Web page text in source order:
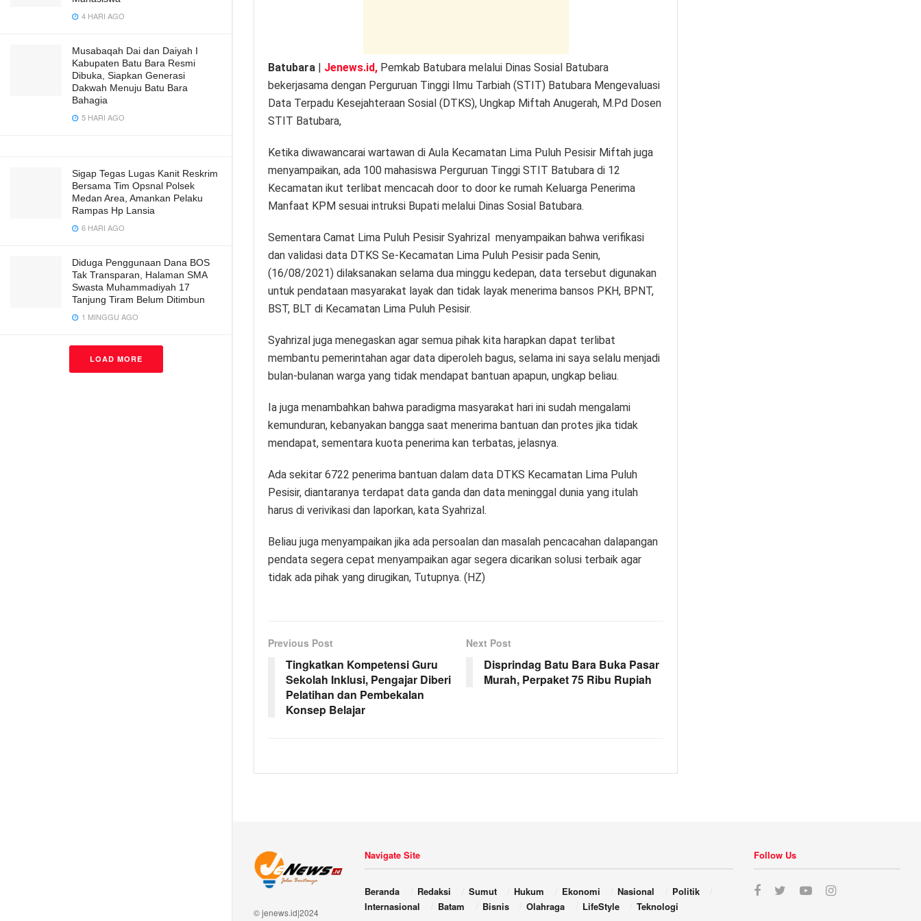
4 HARI AGO
Musabaqah Dai dan Daiyah I
Kabupaten Batu Bara Resmi
Dibuka, Siapkan Generasi
Dakwah Menuju Batu Bara
Bahagia
5 HARI AGO
Sigap Tegas Lugas Kanit Reskrim
Bersama Tim Opsnal Polsek
Medan Area, Amankan Pelaku
Rampas Hp Lansia
6 HARI AGO
Diduga Penggunaan Dana BOS
Tak Transparan, Halaman SMA
Swasta Muhammadiyah 17
Tanjung Tiram Belum Ditimbun
1 MINGGU AGO
LOAD MORE
Batubara | Jenews.id, Pemkab Batubara melalui Dinas Sosial Batubara
bekerjasama dengan Perguruan Tinggi Ilmu Tarbiah (STIT) Batubara Mengevaluasi
Data Terpadu Kesejahteraan Sosial (DTKS), Ungkap Miftah Anugerah, M.Pd Dosen
STIT Batubara,
Ketika diwawancarai wartawan di Aula Kecamatan Lima Puluh Pesisir Miftah juga
menyampaikan, ada 100 mahasiswa Perguruan Tinggi STIT Batubara di 12
Kecamatan ikut terlibat mencacah door to door ke rumah Keluarga Penerima
Manfaat KPM sesuai intruksi Bupati melalui Dinas Sosial Batubara.
Sementara Camat Lima Puluh Pesisir Syahrizal menyampaikan bahwa verifikasi
dan validasi data DTKS Se-Kecamatan Lima Puluh Pesisir pada Senin,
(16/08/2021) dilaksanakan selama dua minggu kedepan, data tersebut digunakan
untuk pendataan masyarakat layak dan tidak layak menerima bansos PKH, BPNT,
BST, BLT di Kecamatan Lima Puluh Pesisir.
Syahrizal juga menegaskan agar semua pihak kita harapkan dapat terlibat
membantu pemerintahan agar data diperoleh bagus, selama ini saya selalu menjadi
bulan-bulanan warga yang tidak mendapat bantuan apapun, ungkap beliau.
Ia juga menambahkan bahwa paradigma masyarakat hari ini sudah mengalami
kemunduran, kebanyakan bangga saat menerima bantuan dan protes jika tidak
mendapat, sementara kuota penerima kan terbatas, jelasnya.
Ada sekitar 6722 penerima bantuan dalam data DTKS Kecamatan Lima Puluh
Pesisir, diantaranya terdapat data ganda dan data meninggal dunia yang itulah
harus di verivikasi dan laporkan, kata Syahrizal.
Beliau juga menyampaikan jika ada persoalan dan masalah pencacahan dalapangan
pendata segera cepat menyampaikan agar segera dicarikan solusi terbaik agar
tidak ada pihak yang dirugikan, Tutupnya. (HZ)
Previous Post
Tingkatkan Kompetensi Guru
Sekolah Inklusi, Pengajar Diberi
Pelatihan dan Pembekalan
Konsep Belajar
Next Post
Disprindag Batu Bara Buka Pasar
Murah, Perpaket 75 Ribu Rupiah
© jenews.id|2024
Navigate Site
Beranda Redaksi Sumut Hukum Ekonomi Nasional
Politik
Internasional
Batam Bisnis Olahraga LifeStyle Teknologi
Follow Us